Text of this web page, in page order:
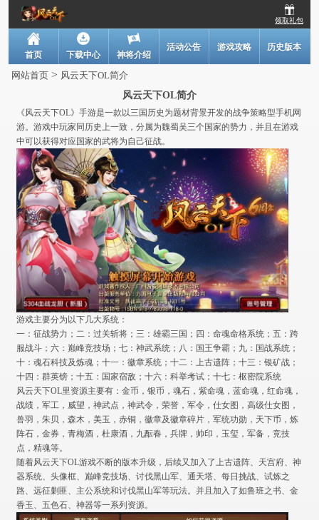
领取礼包
首页 下载中心 神将介绍
活动公告 游戏攻略 历史版本
网站首页 > 风云天下OL简介
风云天下OL简介
《风云天下OL》手游是一款以三国历史为题材背景开发的战争策略型手机网
游。游戏中玩家同历史上一致，分属为魏蜀吴三个国家的势力，并且在游戏
中可以获得对应国家的武将为自己征战。
游戏主要分为以下几大系统：
一：征战势力；二：过关斩将；三：雄霸三国；四：命魂命格系统；五：跨
服战斗；六：巅峰竞技场；七：神武系统；八：国王争霸；九：国战系统；
十：魂石科技及炼魂；十一：徽章系统；十二：上古遗阵；十三：银矿战；
十四：群英镑；十五：国家宿敌；十六：科举考试；十七：枢密院系统
风云天下OL里资源主要有：金币，银币，魂石，紫命魂，蓝命魂，红命魂，
战绩，军工，威望，神武点，神武令，荣誉，军令，仕女图，高级仕女图，
兽羽，朱贝，森木，美玉，赤铜，徽章及徽章碎片，军统功勋，天下币，炼
阵石，金券，青梅酒，杜康酒，九酝春，兵牌，帅印，玉玺，军备，竞技
点，精魂等。
随着风云天下OL游戏不断的版本升级，后续又加入了上古遗阵、天宫府、神
器系统、头像框、巅峰竞技场、讨伐黑山军、通天塔、每日挑战、试炼之
路、远征剿匪、主公系统和讨伐黑山军等玩法。并且加入了如鲁班之书、金
香玉、五色石、神器等一系列资源。